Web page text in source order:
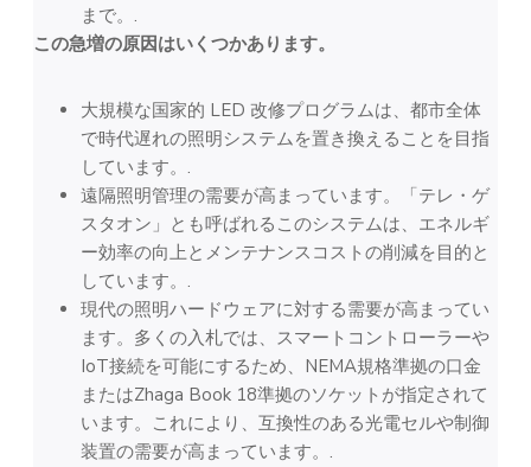
まで。.
この急増の原因はいくつかあります。
大規模な国家的 LED 改修プログラムは、都市全体
で時代遅れの照明システムを置き換えることを目指
しています。.
遠隔照明管理の需要が高まっています。「テレ・ゲ
スタオン」とも呼ばれるこのシステムは、エネルギ
ー効率の向上とメンテナンスコストの削減を目的と
しています。.
現代の照明ハードウェアに対する需要が高まってい
ます。多くの入札では、スマートコントローラーや
IoT接続を可能にするため、NEMA規格準拠の口金
またはZhaga Book 18準拠のソケットが指定されて
います。これにより、互換性のある光電セルや制御
装置の需要が高まっています。.